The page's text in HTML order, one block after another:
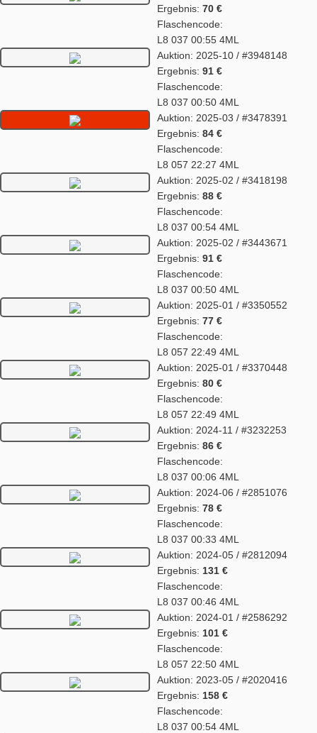
Ergebnis: 70 €
Flaschencode:
L8 037 00:55 4ML
Auktion: 2025-10 / #3948148
Ergebnis: 91 €
Flaschencode:
L8 037 00:50 4ML
Auktion: 2025-03 / #3478391
Ergebnis: 84 €
Flaschencode:
L8 057 22:27 4ML
Auktion: 2025-02 / #3418198
Ergebnis: 88 €
Flaschencode:
L8 037 00:54 4ML
Auktion: 2025-02 / #3443671
Ergebnis: 91 €
Flaschencode:
L8 037 00:50 4ML
Auktion: 2025-01 / #3350552
Ergebnis: 77 €
Flaschencode:
L8 057 22:49 4ML
Auktion: 2025-01 / #3370448
Ergebnis: 80 €
Flaschencode:
L8 057 22:49 4ML
Auktion: 2024-11 / #3232253
Ergebnis: 86 €
Flaschencode:
L8 037 00:06 4ML
Auktion: 2024-06 / #2851076
Ergebnis: 78 €
Flaschencode:
L8 037 00:33 4ML
Auktion: 2024-05 / #2812094
Ergebnis: 131 €
Flaschencode:
L8 037 00:46 4ML
Auktion: 2024-01 / #2586292
Ergebnis: 101 €
Flaschencode:
L8 057 22:50 4ML
Auktion: 2023-05 / #2020416
Ergebnis: 158 €
Flaschencode:
L8 037 00:54 4ML